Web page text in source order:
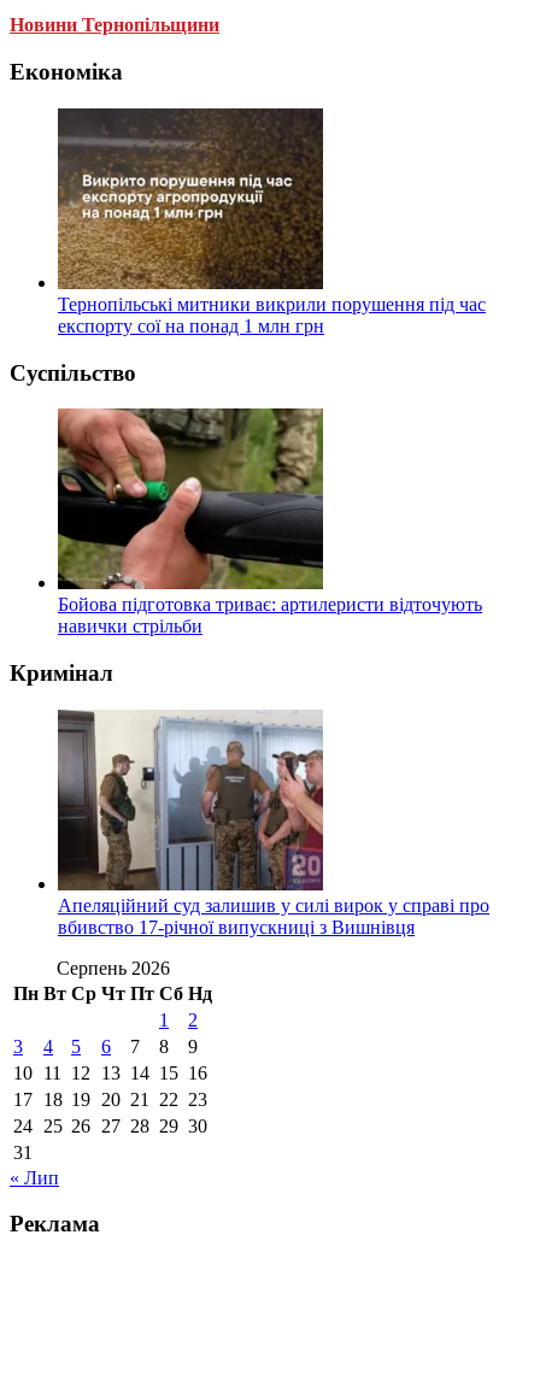
Новини Тернопільщини
Економіка
Тернопільські митники викрили порушення під час
експорту сої на понад 1 млн грн
Суспільство
Бойова підготовка триває: артилеристи відточують
навички стрільби
Кримінал
Апеляційний суд залишив у силі вирок у справі про
вбивство 17-річної випускниці з Вишнівця
Серпень 2026
Пн Вт Ср Чт Пт Сб Нд
1
2
3
4 5 6 7 8
9
10 11 12 13 14 15 16
17 18 19 20 21 22 23
24 25 26 27 28 29 30
31
« Лип
Реклама